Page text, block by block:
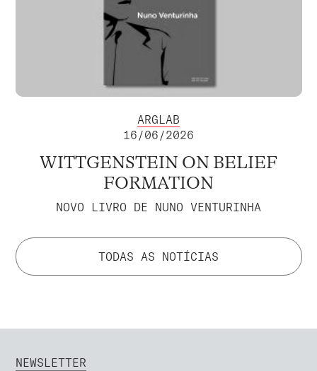
ARGLAB
16/06/2026
WITTGENSTEIN ON BELIEF
FORMATION
NOVO LIVRO DE NUNO VENTURINHA
TODAS AS NOTÍCIAS
NEWSLETTER